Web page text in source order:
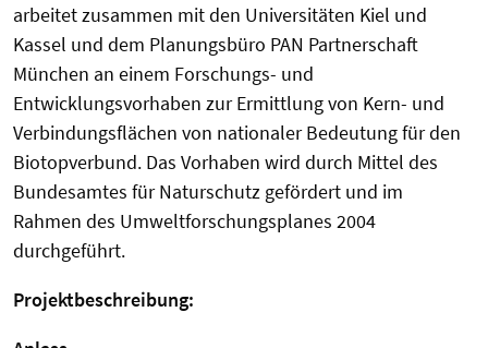
arbeitet zusammen mit den Universitäten Kiel und
Kassel und dem Planungsbüro PAN Partnerschaft
München an einem Forschungs- und
Entwicklungsvorhaben zur Ermittlung von Kern- und
Verbindungsflächen von nationaler Bedeutung für den
Biotopverbund. Das Vorhaben wird durch Mittel des
Bundesamtes für Naturschutz gefördert und im
Rahmen des Umweltforschungsplanes 2004
durchgeführt.
Projektbeschreibung: